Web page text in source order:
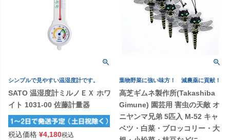
シンプルで見やすい温湿度計です。
SATO 温湿度計ミルノＥＸ ホワ
イト 1031-00 佐藤計量器
税込価格 ¥4,180税込
葉物野菜に強い味方！ 減農薬に貢献！
高芝ギムネ製作所(Takashiba
Gimune) 園芸用 害虫の天敵 オ
ニヤンマ兄弟 5匹入 M-52 キャ
ベツ・白菜・ブロッコリー・大